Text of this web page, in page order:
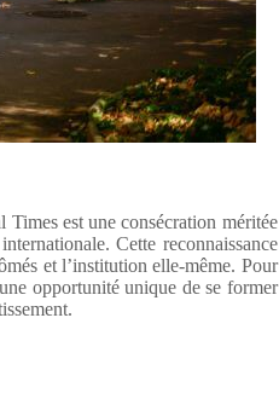
Times est une consécration méritée
Cette reconnaissance
et l’institution elle-même. Pour
opportunité unique de se former